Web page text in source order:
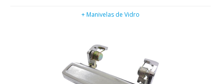
+ Manivelas de Vidro